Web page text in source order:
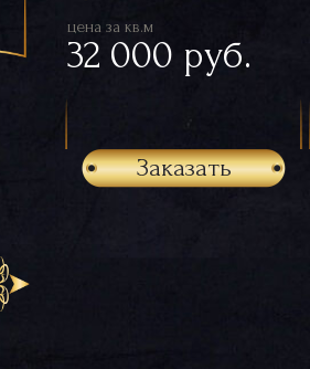
цена за кв.м
32 000 руб.
Заказать